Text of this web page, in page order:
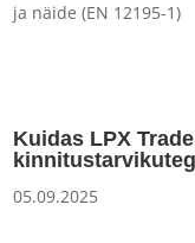
ja näide (EN 12195-1)
Kuidas LPX
05.09.2025